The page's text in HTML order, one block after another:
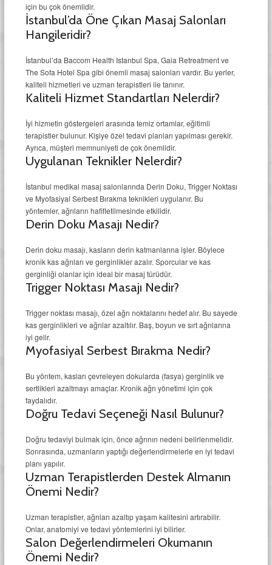
için bu çok önemlidir.
İstanbul’da Öne Çıkan Masaj Salonları
Hangileridir?
İstanbul’da Baccom Health Istanbul Spa, Gaia Retreatment ve
The Sofa Hotel Spa gibi önemli masaj salonları vardır. Bu yerler,
kaliteli hizmetleri ve uzman terapistleri ile tanınır.
Kaliteli Hizmet Standartları Nelerdir?
İyi hizmetin göstergeleri arasında temiz ortamlar, eğitimli
terapistler bulunur. Kişiye özel tedavi planları yapılması gerekir.
Ayrıca, müşteri memnuniyeti de çok önemlidir.
Uygulanan Teknikler Nelerdir?
İstanbul medikal masaj salonlarında Derin Doku, Trigger Noktası
ve Myofasiyal Serbest Bırakma teknikleri uygulanır. Bu
yöntemler, ağrıların hafifletilmesinde etkilidir.
Derin Doku Masajı Nedir?
Derin doku masajı, kasların derin katmanlarına işler. Böylece
kronik kas ağrıları ve gerginlikler azalır. Sporcular ve kas
gerginliği olanlar için ideal bir masaj türüdür.
Trigger Noktası Masajı Nedir?
Trigger noktası masajı, özel ağrı noktalarını hedef alır. Bu sayede
kas gerginlikleri ve ağrılar azaltılır. Baş, boyun ve sırt ağrılarına
iyi gelir.
Myofasiyal Serbest Bırakma Nedir?
Bu yöntem, kasları çevreleyen dokularda (fasya) gerginlik ve
sertlikleri azaltmayı amaçlar. Kronik ağrı yönetimi için çok
faydalıdır.
Doğru Tedavi Seçeneği Nasıl Bulunur?
Doğru tedaviyi bulmak için, önce ağrının nedeni belirlenmelidir.
Sonrasında, uzmanların yaptığı değerlendirmelerle en iyi tedavi
planı yapılır.
Uzman Terapistlerden Destek Almanın
Önemi Nedir?
Uzman terapistler, ağrıları azaltıp yaşam kalitesini artırabilir.
Onlar, anatomiyi ve tedavi yöntemlerini iyi bilirler.
Salon Değerlendirmeleri Okumanın
Önemi Nedir?